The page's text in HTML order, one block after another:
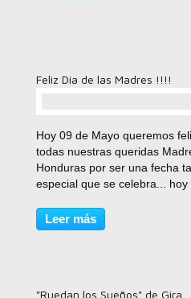
Feliz Día de las Madres !!!!
Hoy 09 de Mayo queremos
todas nuestras queridas
Honduras por ser una fecha
especial que se celebra... hoy
lleva a cabo el segundo
Mayo de todos los años para la
Leer más
"Ruedan los Sueños" de Gira